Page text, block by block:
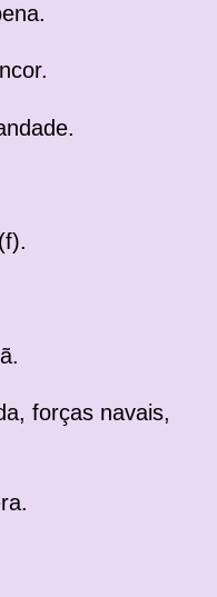
forças navais,